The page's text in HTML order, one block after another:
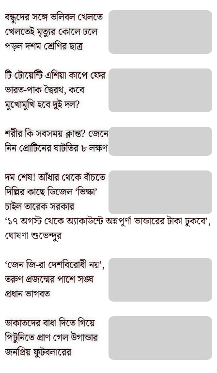
বন্ধুদের সঙ্গে ভলিবল খেলতে
খেলতেই মৃত্যুর কোলে ঢলে
পড়ল দশম শ্রেণির ছাত্র
টি টোয়েন্টি এশিয়া কাপে ফের
ভারত-পাক দ্বৈরথ, কবে
মুখোমুখি হবে দুই দল?
শরীর কি সবসময় ক্লান্ত? জেনে
নিন প্রোটিনের ঘাটতির ৮ লক্ষণ
দম শেষ! আঁধার থেকে বাঁচতে
দিল্লির কাছে ডিজেল ‘ভিক্ষা’
চাইল তারেক সরকার
‘১৭ অগস্ট থেকে অ্যাকাউন্টে অন্নপূর্ণা ভান্ডারের টাকা ঢুকবে’,
ঘোষণা শুভেন্দুর
‘জেন জি-রা দেশবিরোধী নয়’,
তরুণ প্রজন্মের পাশে সঙ্ঘ
প্রধান ভাগবত
ডাকাতদের বাধা দিতে গিয়ে
পিটুনিতে প্রাণ গেল উগান্ডার
জনপ্রিয় ফুটবলারের